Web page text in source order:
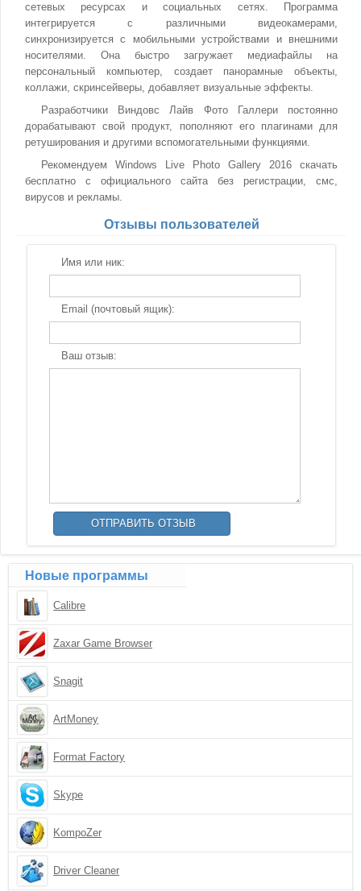
сетевых ресурсах и социальных сетях. Программа
интегрируется с различными видеокамерами,
синхронизируется с мобильными устройствами и внешними
носителями. Она быстро загружает медиафайлы на
персональный компьютер, создает панорамные объекты,
коллажи, скринсейверы, добавляет визуальные эффекты.
Разработчики Виндовс Лайв Фото Галлери постоянно
дорабатывают свой продукт, пополняют его плагинами для
ретуширования и другими вспомогательными функциями.
Рекомендуем Windows Live Photo Gallery 2016 скачать
бесплатно с официального сайта без регистрации, смс,
вирусов и рекламы.
Отзывы пользователей
Имя или ник:
Email (почтовый ящик):
Ваш отзыв:
Новые программы
Calibre
Zaxar Game Browser
Snagit
ArtMoney
Format Factory
Skype
KompoZer
Driver Cleaner